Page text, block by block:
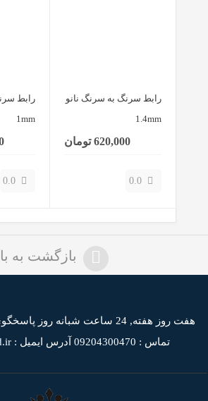
رابط سرنگ به سرنگ نانو
1.4mm
620,000 تومان
0.0
رابط
1mm
0.0
بازگشت به
هفت روز هفته, 24 ساعت شبانه روز پاسخگوی شما هستیم,
تماس : 09204300470
آدرس ایمیل : import@sapmed.ir